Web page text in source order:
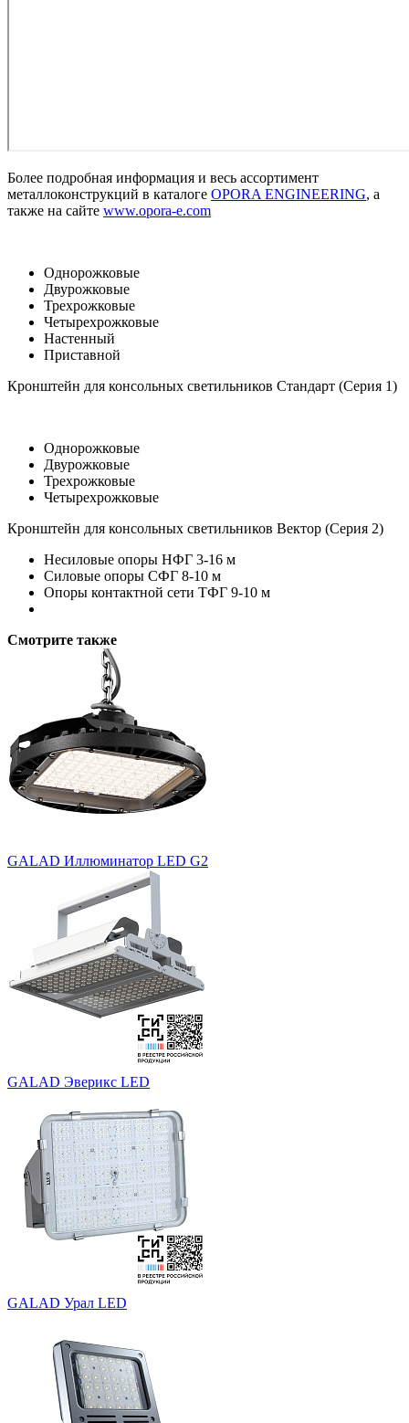
Более подробная информация и весь ассортимент
металлоконструкций в каталоге OPORA ENGINEERING, а
также на сайте www.opora-e.com
Однорожковые
Двурожковые
Трехрожковые
Четырехрожковые
Настенный
Приставной
Кронштейн для консольных светильников Стандарт (Серия 1)
Однорожковые
Двурожковые
Трехрожковые
Четырехрожковые
Кронштейн для консольных светильников Вектор (Серия 2)
Несиловые опоры НФГ 3-16 м
Силовые опоры СФГ 8-10 м
Опоры контактной сети ТФГ 9-10 м
Смотрите также
GALAD Иллюминатор LED G2
GALAD Эверикс LED
GALAD Урал LED